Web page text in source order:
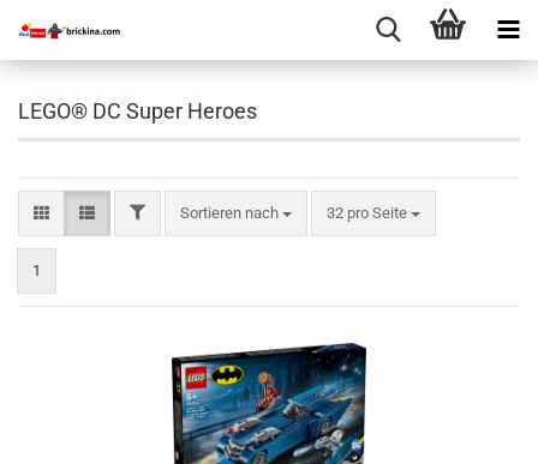
LEGO® DC Super Heroes
FILTERSortieren nach
Sortieren nach 32 pro Seite
pro Seite
1